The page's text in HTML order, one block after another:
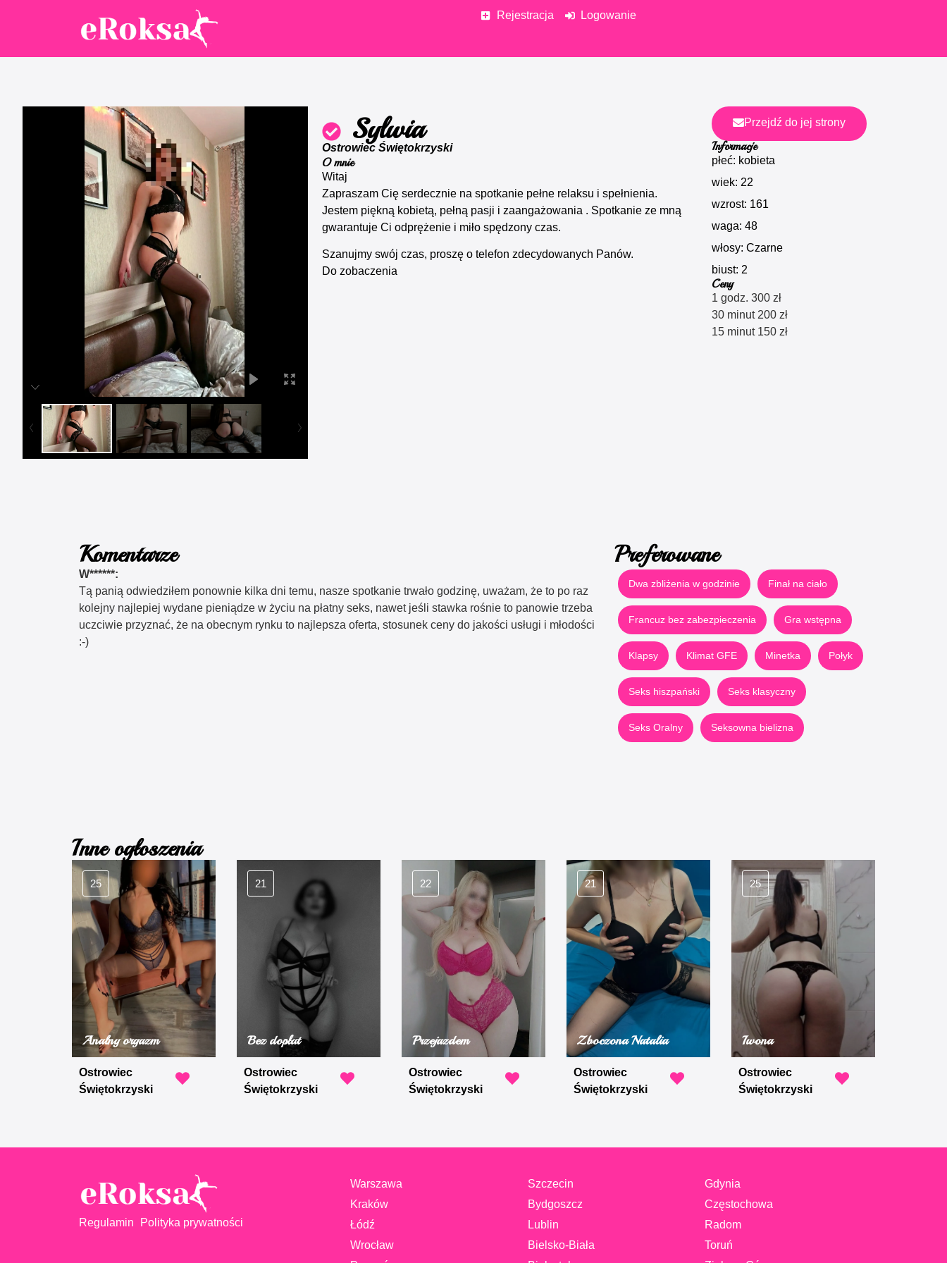
Rejestracja Logowanie
Sylwia
Ostrowiec Świętokrzyski
O mnie
Witaj
Zapraszam Cię serdecznie na spotkanie pełne relaksu i spełnienia.
Jestem piękną kobietą, pełną pasji i zaangażowania . Spotkanie ze mną
gwarantuje Ci odprężenie i miło spędzony czas.
Szanujmy swój czas, proszę o telefon zdecydowanych Panów.
Do zobaczenia
Przejdź do jej strony
Informacje
płeć: kobieta
wiek: 22
wzrost: 161
waga: 48
włosy: Czarne
biust: 2
Ceny
1 godz. 300 zł
30 minut 200 zł
15 minut 150 zł
Komentarze
W******:
Tą panią odwiedziłem ponownie kilka dni temu, nasze spotkanie trwało godzinę, uważam, że to po raz
kolejny najlepiej wydane pieniądze w życiu na płatny seks, nawet jeśli stawka rośnie to panowie trzeba
uczciwie przyznać, że na obecnym rynku to najlepsza oferta, stosunek ceny do jakości usługi i młodości
:-)
Preferowane
Dwa zbliżenia w godzinie Finał na ciało
Francuz bez zabezpieczenia Gra wstępna
Klapsy Klimat GFE Minetka Połyk
Seks hiszpański Seks klasyczny
Seks Oralny Seksowna bielizna
Inne ogłoszenia
25
Analny orgazm
Ostrowiec
Świętokrzyski
21
Bez dopłat
Ostrowiec
Świętokrzyski
22
Przejazdem
Ostrowiec
Świętokrzyski
21
Zboczona Natalia
Ostrowiec
Świętokrzyski
25
Iwona
Ostrowiec
Świętokrzyski
Regulamin Polityka prywatności
Warszawa
Kraków
Łódź
Wrocław
Szczecin
Bydgoszcz
Lublin
Bielsko-Biała
Gdynia
Częstochowa
Radom
Toruń